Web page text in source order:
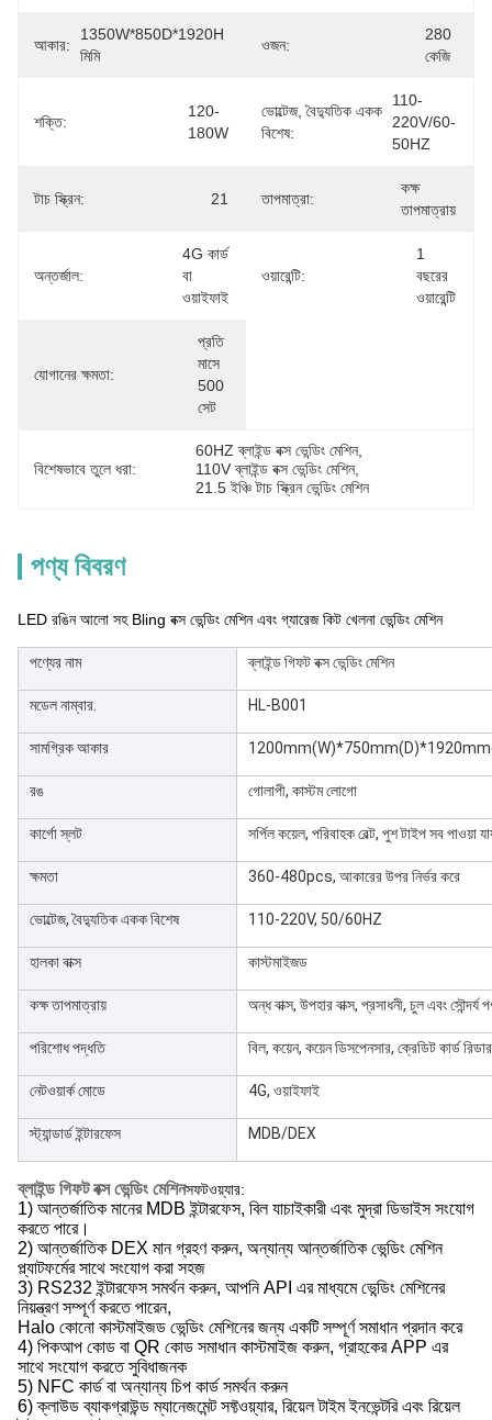
আকার:
1350W*850D*1920H
মিমি
ওজন:
280
কেজি
শক্তি:
120-
180W
ভোল্টেজ, বৈদ্যুতিক একক
বিশেষ:
110-
220V/60-
50HZ
টাচ স্ক্রিন: 21 তাপমাত্রা:
কক্ষ
তাপমাত্রায়
অন্তর্জাল:
4G কার্ড
বা
ওয়াইফাই
ওয়ারেন্টি:
1
বছরের
ওয়ারেন্টি
যোগানের ক্ষমতা:
প্রতি
মাসে
500
সেট
বিশেষভাবে তুলে ধরা:
60HZ ব্লাইন্ড বক্স ভেন্ডিং মেশিন,
110V ব্লাইন্ড বক্স ভেন্ডিং মেশিন,
21.5 ইঞ্চি টাচ স্ক্রিন ভেন্ডিং মেশিন
পণ্য বিবরণ
LED রঙিন আলো সহ Bling বক্স ভেন্ডিং মেশিন এবং গ্যারেজ কিট খেলনা ভেন্ডিং মেশিন
পণ্যের নাম ব্লাইন্ড গিফট বক্স ভেন্ডিং মেশিন
মডেল নাম্বার. HL-B001
সামগ্রিক আকার
রঙ গোলাপী, কাস্টম লোগো
কার্গো স্লট সর্পিল কয়েল, পরিবাহক বেল্ট, পুশ টাইপ সব পাওয়া
ক্ষমতা 360-480pcs, আকারের উপর নির্ভর করে
ভোল্টেজ, বৈদ্যুতিক একক বিশেষ 110-220V, 50/60HZ
হালকা বাক্স কাস্টমাইজড
কক্ষ তাপমাত্রায় অন্ধ বাক্স, উপহার বাক্স, প্রসাধনী, চুল এবং সৌন্দর্য
পরিশোধ পদ্ধতি বিল, কয়েন, কয়েন ডিসপেনসার, ক্রেডিট কার্ড
নেটওয়ার্ক মোডে 4G, ওয়াইফাই
স্ট্যান্ডার্ড ইন্টারফেস MDB/DEX
ব্লাইন্ড গিফট বক্স ভেন্ডিং মেশিনসফটওয়্যার:
1) আন্তর্জাতিক মানের MDB ইন্টারফেস, বিল যাচাইকারী এবং মুদ্রা ডিভাইস সংযোগ
করতে পারে।
2) আন্তর্জাতিক DEX মান গ্রহণ করুন, অন্যান্য আন্তর্জাতিক ভেন্ডিং মেশিন
প্ল্যাটফর্মের সাথে সংযোগ করা সহজ
3) RS232 ইন্টারফেস সমর্থন করুন, আপনি API এর মাধ্যমে ভেন্ডিং মেশিনের
নিয়ন্ত্রণ সম্পূর্ণ করতে পারেন,
Halo কোনো কাস্টমাইজড ভেন্ডিং মেশিনের জন্য একটি সম্পূর্ণ সমাধান প্রদান করে
4) পিকআপ কোড বা QR কোড সমাধান কাস্টমাইজ করুন, গ্রাহকের APP এর
সাথে সংযোগ করতে সুবিধাজনক
5) NFC কার্ড বা অন্যান্য চিপ কার্ড সমর্থন করুন
6) ক্লাউড ব্যাকগ্রাউন্ড ম্যানেজমেন্ট সফ্টওয়্যার, রিয়েল টাইম ইনভেন্টরি এবং রিয়েল